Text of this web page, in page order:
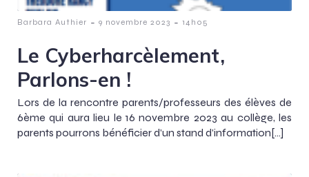
Barbara Authier - 9 novembre 2023 - 14h05
Le Cyberharcèlement,
Parlons-en !
Lors de la rencontre parents/professeurs des élèves de
6ème qui aura lieu le 16 novembre 2023 au collège, les
parents pourrons bénéficier d’un stand d’information[…]